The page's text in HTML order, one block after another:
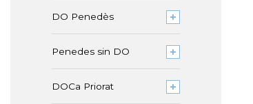
DO Penedès
Penedes sin DO
DOCa Priorat